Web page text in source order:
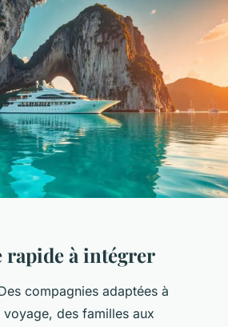
rapide à intégrer
compagnies adaptées à
des familles aux